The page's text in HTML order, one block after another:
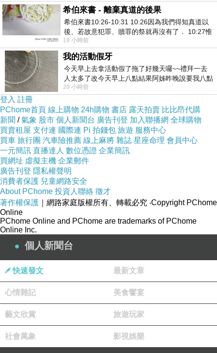
TOEIC證書、買TOEIC多益，買 TOEIC、買TOEIC 證書、買
益、買多益、買多益證書，買TOEIC、買TOEIC證書、買TOEIC多益，
買TOEIC、買TOEIC證書、買TOEIC 多益、買多益、買多益證書，買
TOEIC、買TOEIC 證書、買TOEIC多益，買
TOEIC多益、買多益、買多益證書，買TOEIC、買TOEIC證書、買
TOEIC多益，買TOEIC、買TOEIC 證書、買TOEIC 多益、買多益、買多
益證書，買
TOEIC 證書、買TOEIC多益、買多益、買多益證書，買TOEIC、買
TOEIC證書、買 TOEIC多益，買TOEIC、買 TOEIC證書、買
益、買多益、買多益證書
104人力銀行、104人力銀行、
行、 104人力銀行、104人力銀行、104
104 人力銀行、 104 人力銀行、104 人力銀行、104人力銀行、
行、 104 人力銀行、 104人力銀行、104 人力銀行、
人力銀行、104人力銀行、
1111人力銀行、 1111人力銀行、
銀行、1111人力銀行、1111人力銀行、1111人力銀行、1111人力銀
行、1111 人力銀行、1111人力銀行、
1111人力銀行、 1111人力銀行、
人力銀行、1111人力銀行
希伯來書 - 離棄真道的後果
希伯來書10:26-10:31 10:26因為我們得知真道以
後、若故意犯罪、贖罪的祭就再沒有了． 10:27惟
有戰懼等候審判和那燒滅眾敵人的烈火
19 小時前
我的活動假牙
今天早上去拿活動假了拖了好幾天囉~~禮拜一去
人太多了改今天早上八點結果阿姊昨晚說要我八點
去西螺農會~回到莿桐都8點半多了
20 小時前
登入 註冊
PChome首頁 線上購物 24h購物 書店 露天拍賣 比比昂代購
新聞 /氣象 股市 個人新聞台 廣告刊登 加入聯播網 全球購物
買賣租屋 支付連 國際連 Pi 拍錢包 旅遊 服務中心
買車 旅行團 汽車險推薦 線上麻將 雜誌 星座命理 會員中心
一元簡訊 直播達人 數位憑證 企業簡訊
買網址 虛擬主機 企業郵件
廣告刊登 隱私權聲明
消費者保護 兒童網路安全
About PChome 投資人聯絡 徵才
著作權保護 ｜網路家庭版權所有、轉載必究 ‧Copyright PChome
Online
PChome Online and PChome are trademarks of PChome
Online Inc.
個人新聞台
快速發文 最新文章
心情雜記 美食饗宴
藝文欣賞 旅遊玩家
社會萬象 影視娛樂